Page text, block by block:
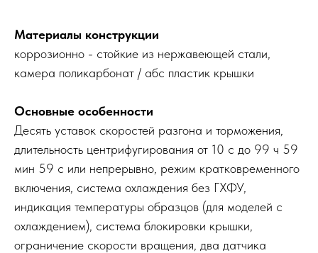
Материалы конструкции
коррозионно - стойкие из нержавеющей стали,
камера поликарбонат / абс пластик крышки
Основные особенности
Десять уставок скоростей разгона и торможения,
длительность центрифугирования от 10 с до 99 ч 59
мин 59 с или непрерывно, режим кратковременного
включения, система охлаждения без ГХФУ,
индикация температуры образцов (для моделей с
охлаждением), система блокировки крышки,
ограничение скорости вращения, два датчика